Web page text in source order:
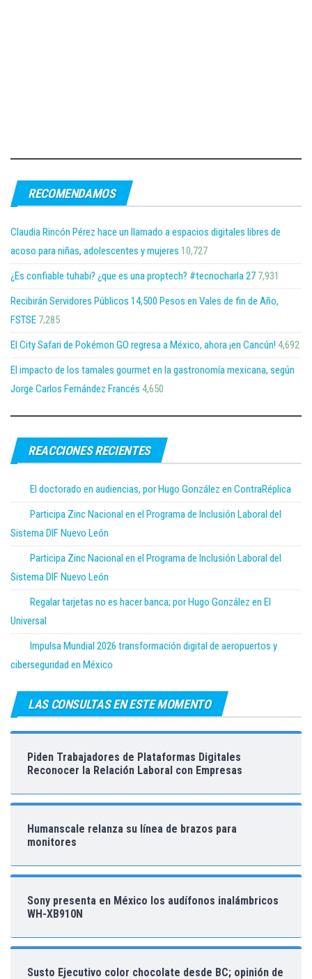
RECOMENDAMOS
Claudia Rincón Pérez hace un llamado a espacios digitales libres de
acoso para niñas, adolescentes y mujeres 10,727
¿Es confiable tuhabi? ¿que es una proptech? #tecnocharla 27 7,931
Recibirán Servidores Públicos 14,500 Pesos en Vales de fin de Año,
FSTSE 7,285
El City Safari de Pokémon GO regresa a México, ahora ¡en Cancún! 4,692
El impacto de los tamales gourmet en la gastronomía mexicana, según
Jorge Carlos Fernández Francés 4,650
REACCIONES RECIENTES
El doctorado en audiencias, por Hugo González en ContraRéplica
Participa Zinc Nacional en el Programa de Inclusión Laboral del
Sistema DIF Nuevo León
Participa Zinc Nacional en el Programa de Inclusión Laboral del
Sistema DIF Nuevo León
Regalar tarjetas no es hacer banca; por Hugo González en El
Universal
Impulsa Mundial 2026 transformación digital de aeropuertos y
ciberseguridad en México
LAS CONSULTAS EN ESTE MOMENTO
Piden Trabajadores de Plataformas Digitales
Reconocer la Relación Laboral con Empresas
Humanscale relanza su línea de brazos para
monitores
Sony presenta en México los audífonos inalámbricos
WH-XB910N
Susto Ejecutivo color chocolate desde BC; opinión de